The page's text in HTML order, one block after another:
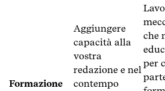
Formazione
Aggiungere
capacità alla
vostra
redazione e nel
contempo
che
per